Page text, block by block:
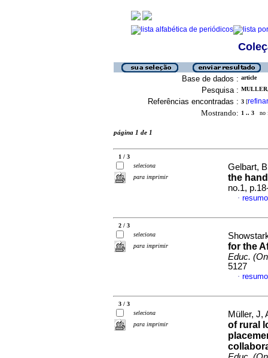
Base de dados : article
Pesquisa :
Referências encontradas : 3 [refinar
Mostrando: 1 .. 3 no
página 1 de 1
1 / 3
seleciona
para imprimir
Gelbart,
the
no.1,
·
2 / 3
seleciona
para imprimir
for the
Educ.
5127
·
3 / 3
seleciona
para imprimir
Müller, J,
of rural